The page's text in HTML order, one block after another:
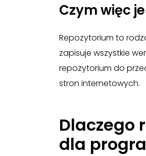
Czym więc
Repozytorium to
zapisuje wszystkie
repozytorium do
stron internetowych.
Dlaczego
dla